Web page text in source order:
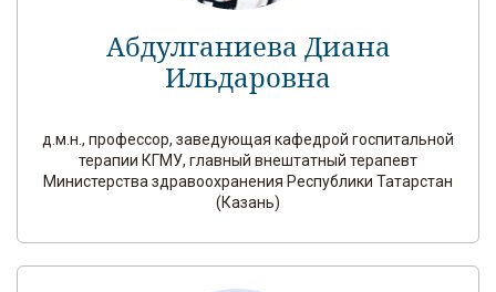
Абдулганиева Диана
Ильдаровна
д.м.н., профессор, заведующая кафедрой госпитальной
терапии КГМУ, главный внештатный терапевт
Министерства здравоохранения Республики Татарстан
(Казань)